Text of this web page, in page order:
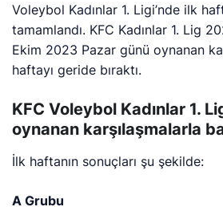
Voleybol Kadınlar 1. Ligi’nde ilk
tamamlandı. KFC Kadınlar 1. Lig
Ekim 2023 Pazar günü oynanan
haftayı geride bıraktı.
KFC Voleybol Kadınlar 1.
oynanan karşılaşmalarla
İlk haftanın sonuçları şu şekilde:
A Grubu